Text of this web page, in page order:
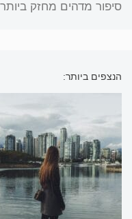
סיפור מדהים מחזק
הנצפים ביותר: